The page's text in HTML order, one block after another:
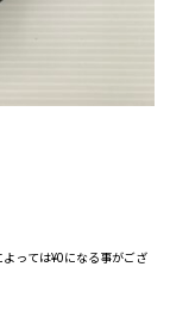
っては¥0になる事がござ